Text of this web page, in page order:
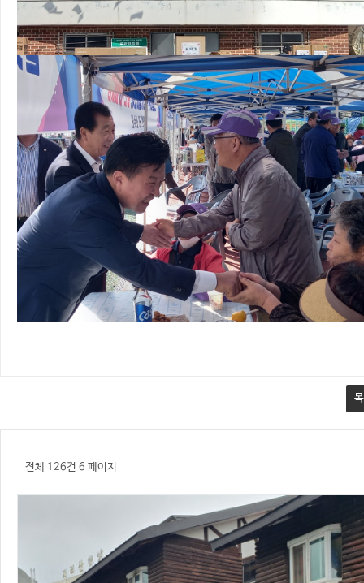
전체 126건 6 페이지